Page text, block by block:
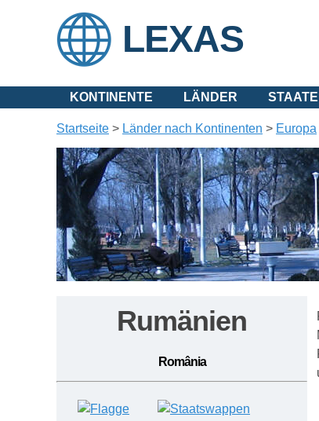
LEXAS
KONTINENTE LÄNDER
Startseite > Länder nach Kontinenten > Europa
Rumänien
România